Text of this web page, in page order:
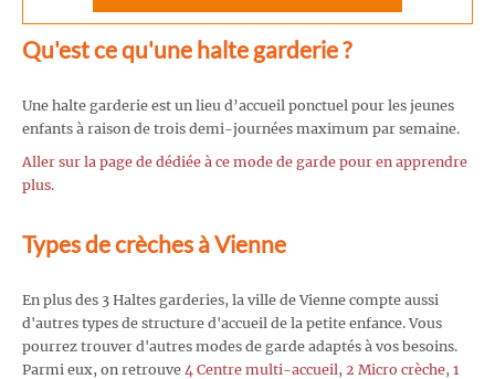
Qu'est ce qu'une halte garderie ?
Une halte garderie est un lieu d’accueil ponctuel pour les jeunes
enfants à raison de trois demi-journées maximum par semaine.
Aller sur la page de dédiée à ce mode de garde pour en apprendre
plus.
Types de crèches à Vienne
En plus des 3 Haltes garderies, la ville de Vienne compte aussi
d'autres types de structure d'accueil de la petite enfance. Vous
pourrez trouver d'autres modes de garde adaptés à vos besoins.
Parmi eux, on retrouve 4 Centre multi-accueil, 2 Micro crèche, 1